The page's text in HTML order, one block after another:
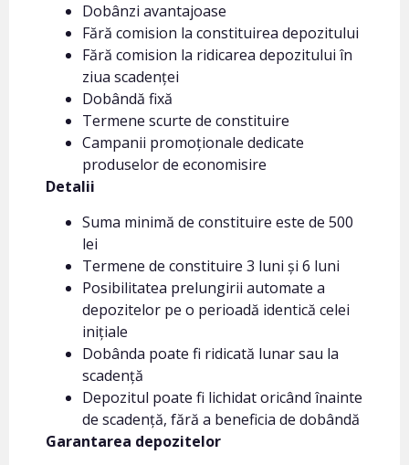
Dobânzi avantajoase
Fără comision la constituirea depozitului
Fără comision la ridicarea depozitului în
ziua scadenței
Dobândă fixă
Termene scurte de constituire
Campanii promoționale dedicate
produselor de economisire
Detalii
Suma minimă de constituire este de 500
lei
Termene de constituire 3 luni și 6 luni
Posibilitatea prelungirii automate a
depozitelor pe o perioadă identică celei
inițiale
Dobânda poate fi ridicată lunar sau la
scadență
Depozitul poate fi lichidat oricând înainte
de scadență, fără a beneficia de dobândă
Garantarea depozitelor